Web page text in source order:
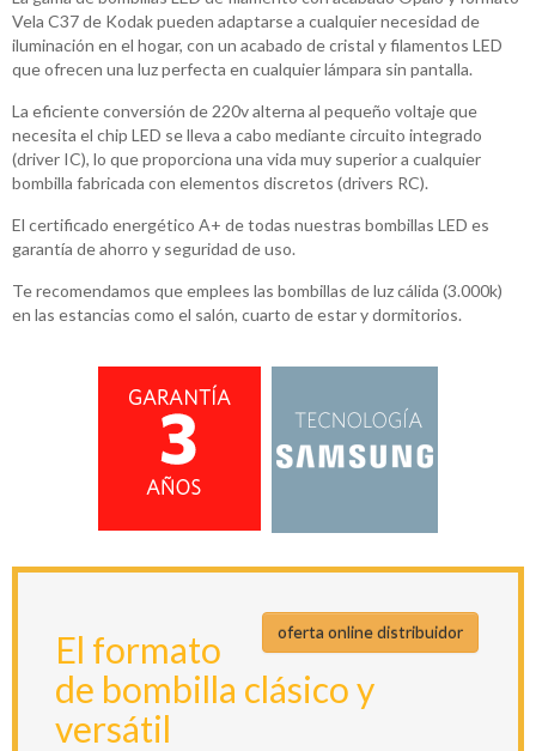
Vela C37 de Kodak pueden adaptarse a cualquier necesidad de
iluminación en el hogar, con un acabado de cristal y filamentos LED
que ofrecen una luz perfecta en cualquier lámpara sin pantalla.
La eficiente conversión de 220v alterna al pequeño voltaje que
necesita el chip LED se lleva a cabo mediante circuito integrado
(driver IC), lo que proporciona una vida muy superior a cualquier
bombilla fabricada con elementos discretos (drivers RC).
El certificado energético A+ de todas nuestras bombillas LED es
garantía de ahorro y seguridad de uso.
Te recomendamos que emplees las bombillas de luz cálida (3.000k)
en las estancias como el salón, cuarto de estar y dormitorios.
oferta online distribuidor
El formato
de bombilla clásico y
versátil